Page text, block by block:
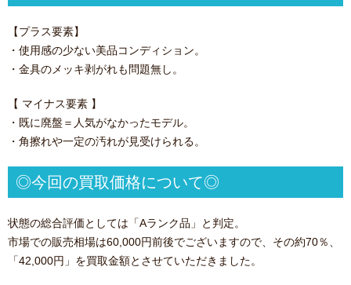
【プラス要素】
・使用感の少ない美品コンディション。
・金具のメッキ剥がれも問題無し。
【 マイナス要素 】
・既に廃盤＝人気がなかったモデル。
・角擦れや一定の汚れが見受けられる。
◎今回の買取価格について◎
状態の総合評価としては「Aランク品」と判定。
市場での販売相場は60,000円前後でございますので、その約70％、
「42,000円」を買取金額とさせていただきました。